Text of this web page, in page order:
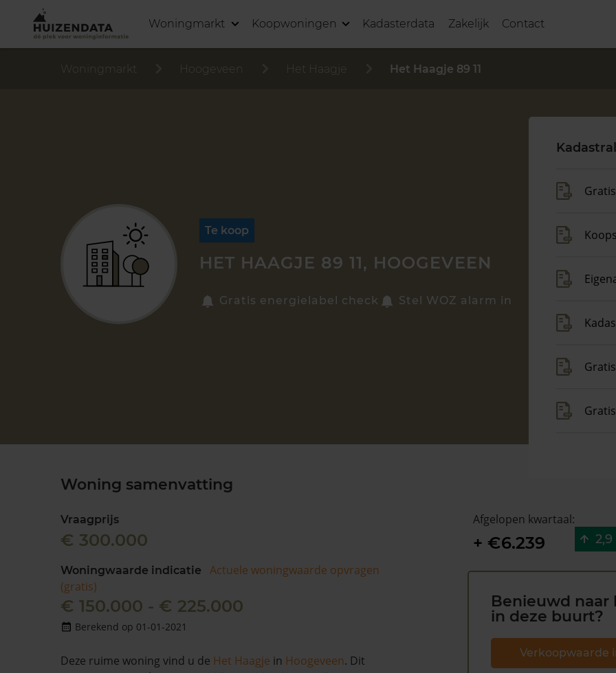
Woningmarkt Koopwoningen Kadasterdata Zakelijk Contact
Woningmarkt Hoogeveen Het Haagje Het Haagje 89 11
Te koop
HET HAAGJE 89 11, HOOGEVEEN
Gratis energielabel check Stel WOZ alarm in
Woning samenvatting
Vraagprijs
€ 300.000
Woningwaarde indicatie
Actuele woningwaarde opvragen
(gratis)
€ 150.000 - € 225.000
Berekend op 01-01-2021
Deze ruime woning vind u de Het Haagje in Hoogeveen. Dit
Afgelopen kwartaal:
+ €6.239 2,9
Benieuwd naar
in deze buurt?
Verkoopwaarde